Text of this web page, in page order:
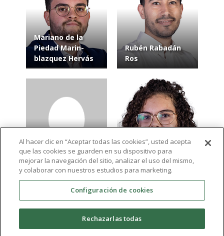
Mariano de la
Piedad Marin-
blazquez Hervás
Rubén Rabadán
Ros
Francisca Iniesta
Martínez
Macarena Alba Gil
Aranda
Al hacer clic en “Aceptar todas las cookies”, usted acepta
que las cookies se guarden en su dispositivo para
mejorar la navegación del sitio, analizar el uso del mismo,
y colaborar con nuestros estudios para marketing.
Configuración de cookies
Rechazarlas todas